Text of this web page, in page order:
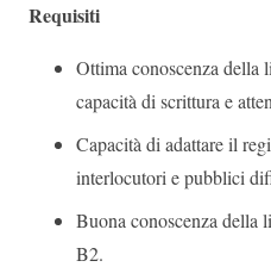
Requisiti
Ottima conoscenza della
capacità di scrittura e
Capacità di adattare il
interlocutori e pubblici
Buona conoscenza della
B2.